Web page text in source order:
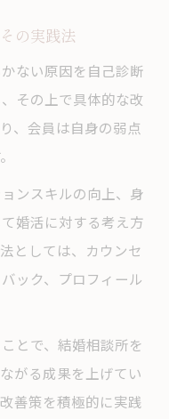
の実践法
ない原因を自己診断
その上で具体的な改
、会員は自身の弱点
ンスキルの向上、身
婚活に対する考え方
としては、カウンセ
ック、プロフィール
とで、結婚相談所を
がる成果を上げてい
善策を積極的に実践